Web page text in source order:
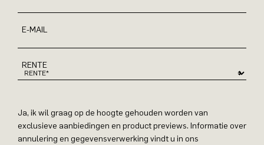
E-MAIL
RENTE
Ja, ik wil graag op de hoogte gehouden worden van
exclusieve aanbiedingen en product previews. Informatie over
annulering en gegevensverwerking vindt u in ons